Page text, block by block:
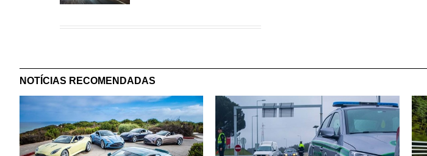
NOTÍCIAS RECOMENDADAS